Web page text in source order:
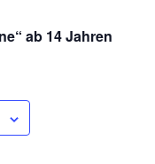
ab 14 Jahren